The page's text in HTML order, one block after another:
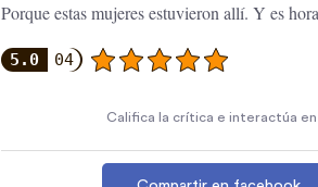
Porque estas mujeres estuvieron allí. Y es
5.0 04
Califica la crítica e interactúa